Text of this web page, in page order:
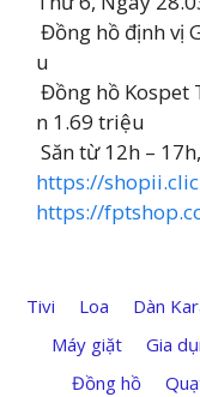
Đồng hồ định vị
u
Đồng hồ Kospet
n 1.69 triệu
Săn từ 12h –
https://
https://
Tivi Loa Dàn
Máy giặt
Gia
Đồng hồ